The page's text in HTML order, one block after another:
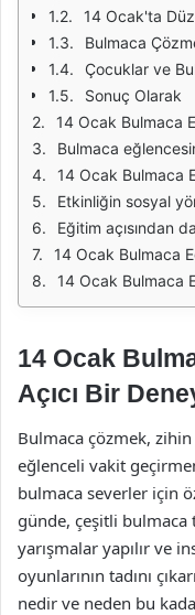
14 Ocak'ta
Bulmaca
Çocuklar ve
Sonuç Olarak
14 Ocak Bulmaca Eğlencesi, zihin açıcı ve eğlenceli bir etkinlik olarak her yaştan insan için keyifli bir deneyim sunar. Bu etkinlik,
Bulmaca eğlencesinin çeşitleri arasında kelime bulmacaları, sudoku, mantık bulmacaları ve daha birçok tür bulunmaktadır. Her biri,
14 Ocak Bulmaca Eğlencesi'nin bir diğer avantajı da, bireylerin stres atmasına yardımcı olmasıdır. Günlük yaşamın getirdiği stres
Etkinliğin sosyal yönü de oldukça önemlidir. Arkadaşlar arasında düzenlenen bulmaca yarışmaları, rekabetçi bir atmosfer
Eğitim açısından da bulmaca eğlencesi faydalıdır. Okul öncesi dönemden itibaren çocuklar için uygun bulmacalar, öğrenme
14 Ocak Bulmaca Eğlencesi, yalnızca bireyler için değil, gruplar ve kurumlar için de organize edilebilir. Kurumsal etkinliklerde,
14 Ocak Bulmaca Eğlencesi, eğlenceli ve öğretici bir deneyim sunarak katılımcılara birçok fayda sağlar.
14 Ocak
Açıcı Bir
Bulmaca çözmek, zihin
eğlenceli vakit
bulmaca severler için
günde, çeşitli
yarışmalar yapılır ve
oyunlarının tadını
nedir ve neden bu